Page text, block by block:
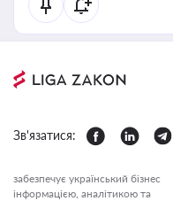
Зв'язатися:
забезпечує український бізнес
інформацією, аналітикою та